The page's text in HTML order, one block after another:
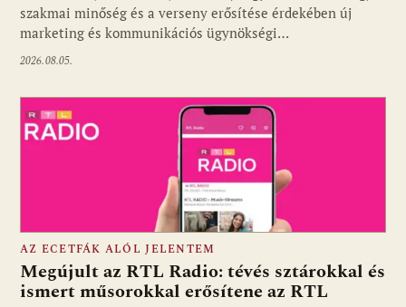
szakmai minőség és a verseny erősítése érdekében új
marketing és kommunikációs ügynökségi…
2026.08.05.
AZ ECETFÁK ALÓL JELENTEM
Megújult az RTL Radio: tévés sztárokkal és
ismert műsorokkal erősítene az RTL